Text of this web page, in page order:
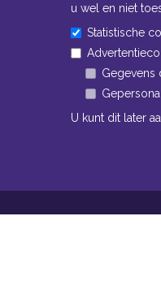
u wel en niet
Statistische
Gegevens
U kunt dit later